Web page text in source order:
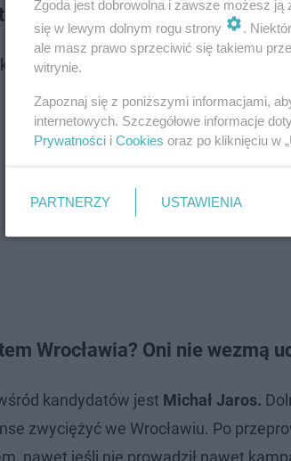
Wrocławia? Oto oficjalna
już minął, a o stanowisko
Wrocławia? Oni nie wezmą
kandydatów jest Michał Jaros.
zwyciężyć we Wrocławiu. Po
nawet jeśli nie prowadził nawet
Zgoda jest dobrowolna i zawsze możesz
się w lewym dolnym rogu strony
.
ale masz prawo sprzeciwić się takiemu
witrynie.
Zapoznaj się z poniższymi informacjami,
internetowych. Szczegółowe informacje
Prywatności i Cookies oraz po kliknięciu w
PARTNERZY USTAWIENIA